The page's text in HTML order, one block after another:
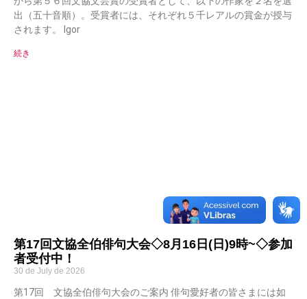
出（五十音順）。受賞者には、それぞれ５千レアルの賞金が授与
されます。 Igor
続き
第17回文協全伯俳句大会◇8月16日(日)9時~◇参加
者受付中！
30 de July de 2026
第17回 文協全伯俳句大会のご案内 俳句愛好者の皆さまには如